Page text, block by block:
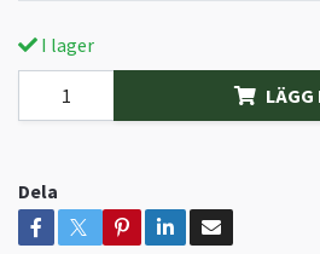
I lager
LÄGG
Dela